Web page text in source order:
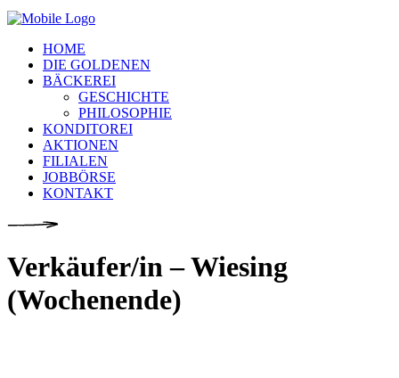
HOME
DIE GOLDENEN
BÄCKEREI
GESCHICHTE
PHILOSOPHIE
KONDITOREI
AKTIONEN
FILIALEN
JOBBÖRSE
KONTAKT
Verkäufer/in – Wiesing
(Wochenende)